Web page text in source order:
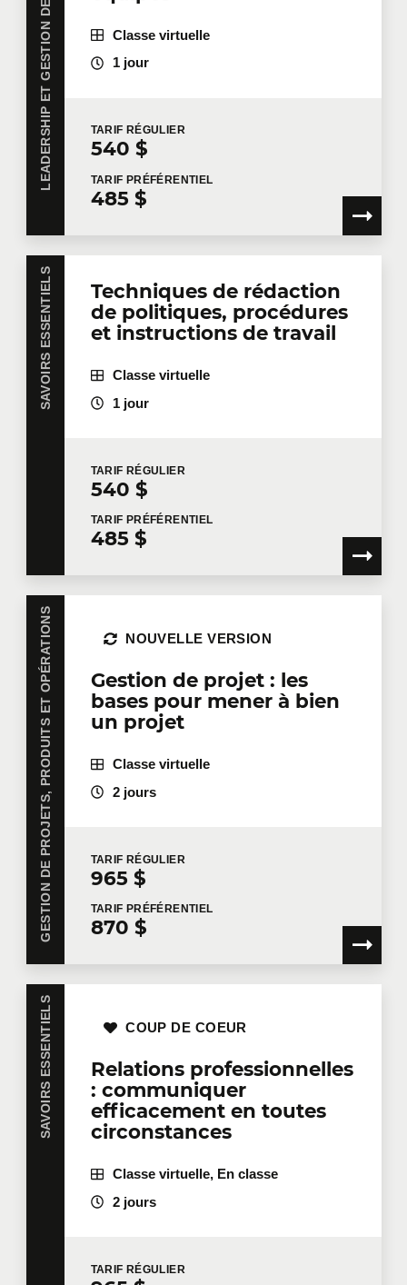
LEADERSHIP ET GESTION DES TALENTS
Classe virtuelle
1 jour
TARIF RÉGULIER
540 $
TARIF PRÉFÉRENTIEL
485 $
SAVOIRS ESSENTIELS
Techniques de rédaction
de politiques, procédures
et instructions de travail
Classe virtuelle
1 jour
TARIF RÉGULIER
540 $
TARIF PRÉFÉRENTIEL
485 $
GESTION DE PROJETS, PRODUITS ET OPÉRATIONS
Gestion de projet : les
bases pour mener à bien
un projet
NOUVELLE VERSION
Classe virtuelle
2 jours
TARIF RÉGULIER
965 $
TARIF PRÉFÉRENTIEL
870 $
SAVOIRS ESSENTIELS
Relations professionnelles
: communiquer
efficacement en toutes
circonstances
COUP DE COEUR
Classe virtuelle, En classe
2 jours
TARIF RÉGULIER